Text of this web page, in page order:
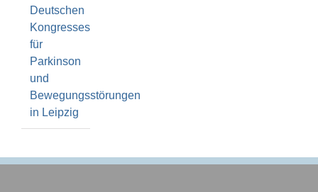
Deutschen
Kongresses
für
Parkinson
und
Bewegungsstörungen
in Leipzig